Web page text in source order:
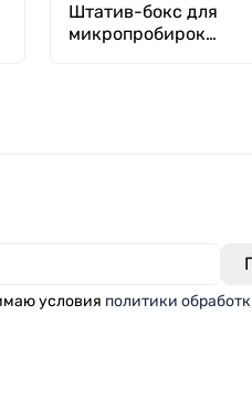
Штатив-бокс для
микропробирок
условия политики